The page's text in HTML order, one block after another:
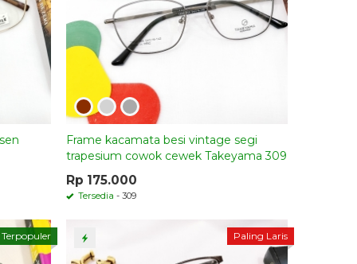
Frame kacamata besi vintage segi
trapesium cowok cewek Takeyama 309
Rp 175.000
Tersedia - 309
Terpopuler Paling Laris